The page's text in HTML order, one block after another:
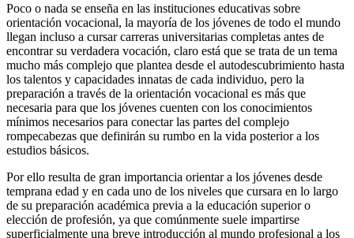
Poco o nada se enseña en las instituciones educativas sobre
orientación vocacional, la mayoría de los jóvenes de todo el mundo
llegan incluso a cursar carreras universitarias completas antes de
encontrar su verdadera vocación, claro está que se trata de un tema
mucho más complejo que plantea desde el autodescubrimiento hasta
los talentos y capacidades innatas de cada individuo, pero la
preparación a través de la orientación vocacional es más que
necesaria para que los jóvenes cuenten con los conocimientos
mínimos necesarios para conectar las partes del complejo
rompecabezas que definirán su rumbo en la vida posterior a los
estudios básicos.
Por ello resulta de gran importancia orientar a los jóvenes desde
temprana edad y en cada uno de los niveles que cursara en lo largo
de su preparación académica previa a la educación superior o
elección de profesión, ya que comúnmente suele impartirse
superficialmente una breve introducción al mundo profesional a los